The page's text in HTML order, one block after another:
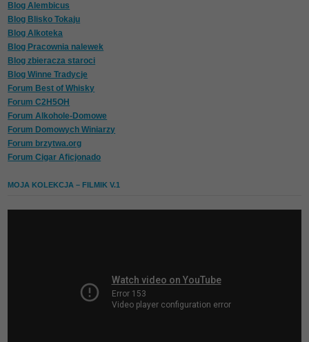
Blog Alembicus
Blog Blisko Tokaju
Blog Alkoteka
Blog Pracownia nalewek
Blog zbieracza staroci
Blog Winne Tradycje
Forum Best of Whisky
Forum C2H5OH
Forum Alkohole-Domowe
Forum Domowych Winiarzy
Forum brzytwa.org
Forum Cigar Aficjonado
MOJA KOLEKCJA – FILMIK V.1